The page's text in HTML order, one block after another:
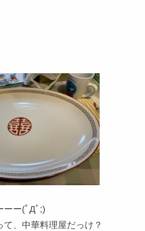
ーー(ﾟДﾟ;)
て、中華料理屋だっけ？